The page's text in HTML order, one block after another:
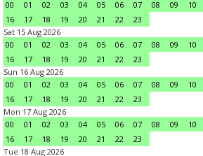
00
01 02 03 04 05 06 07 08 09 10
16
17 18 19 20 21 22
23
Sat 15 Aug 2026
00
01 02 03 04 05 06 07 08 09 10
16
17 18 19 20 21 22
23
Sun 16 Aug 2026
00
01 02 03 04 05 06 07 08 09 10
16
17 18 19 20 21 22
23
Mon 17 Aug 2026
00
01 02 03 04 05 06 07 08 09 10
16
17 18 19 20 21 22
23
Tue 18 Aug 2026